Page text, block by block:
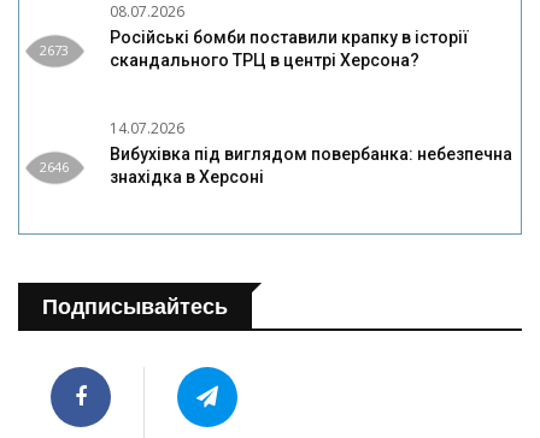
2673
08.07.2026
Російські бомби поставили крапку в історії
скандального ТРЦ в центрі Херсона?
2646
14.07.2026
Вибухівка під виглядом повербанка: небезпечна
знахідка в Херсоні
Подписывайтесь